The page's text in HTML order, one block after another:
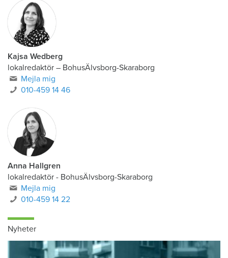
Kajsa Wedberg
lokalredaktör – BohusÄlvsborg-Skaraborg
Mejla mig
010-459 14 46
Anna Hallgren
lokalredaktör - BohusÄlvsborg-Skaraborg
Mejla mig
010-459 14 22
Nyheter